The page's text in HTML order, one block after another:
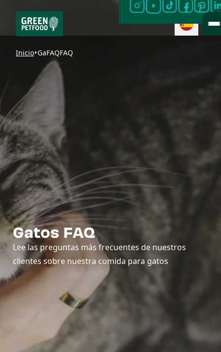
Inicio GaFAQFAQ
Gatos FAQ
Lee las preguntas más frecuentes de nuestros
clientes sobre nuestra comida para gatos